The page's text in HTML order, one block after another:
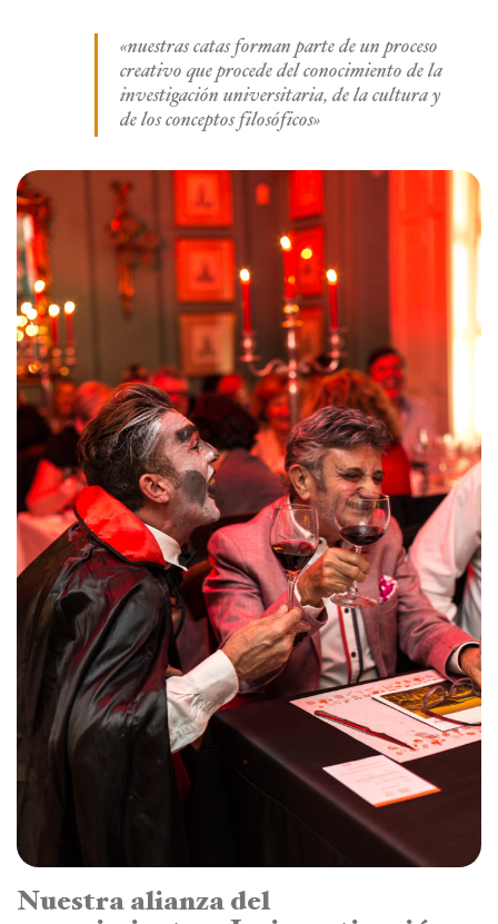
«nuestras catas forman parte de un proceso
creativo que procede del conocimiento de la
investigación universitaria, de la cultura y
de los conceptos filosóficos»
Nuestra alianza del